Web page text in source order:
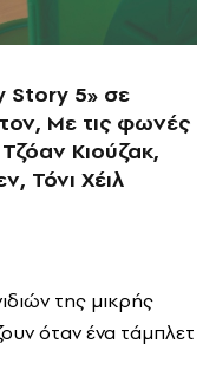
Story 5» σε
Με τις φωνές
Κιούζακ,
Τόνι Χέιλ
της μικρής
όταν ένα τάμπλετ